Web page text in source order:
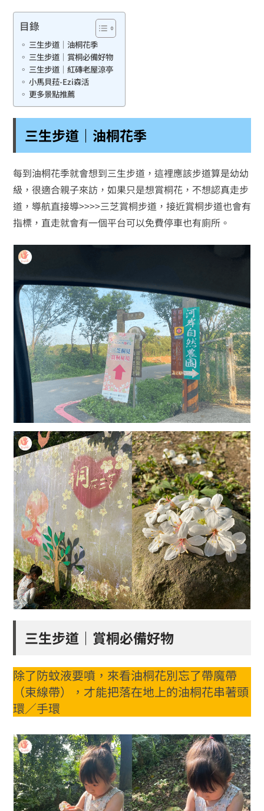
目錄
三生步道｜油桐花季
三生步道｜賞桐必備好物
三生步道｜紅磚老屋涼亭
小馬貝菈-Ezi森活
更多景點推薦
三生步道｜油桐花季
每到油桐花季就會想到三生步道，這裡應該步道算是幼幼
級，很適合親子來訪，如果只是想賞桐花，不想認真走步
道，導航直接導>>>>三芝賞桐步道，接近賞桐步道也會有
指標，直走就會有一個平台可以免費停車也有廁所。
三生步道｜賞桐必備好物
除了防蚊液要噴，來看油桐花別忘了帶魔帶
（束線帶），才能把落在地上的油桐花串著頭
環／手環